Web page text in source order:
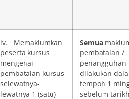
iv. Memaklumkan
peserta kursus
mengenai
pembatalan kursus
selewatnya-
lewatnya 1 (satu)
Semua
pembatalan /
penangguhan
dilakukan
tempoh 1
sebelum tarikh